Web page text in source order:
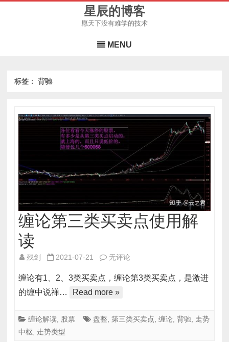
星辰的博客
愿天下没有难学的技术
to
content
MENU
标签： 背驰
缠论第三类买卖点使用解
读
残剑 2021-07-21
缠
第
三
买
无评论
缠论有1、2、3类买卖点，缠论第3类买卖点，是激进
的缠中说禅…
Read more »
缠论解读 股票 盘整 第三类买卖点 缠论 背驰 走势
中枢
走势类型